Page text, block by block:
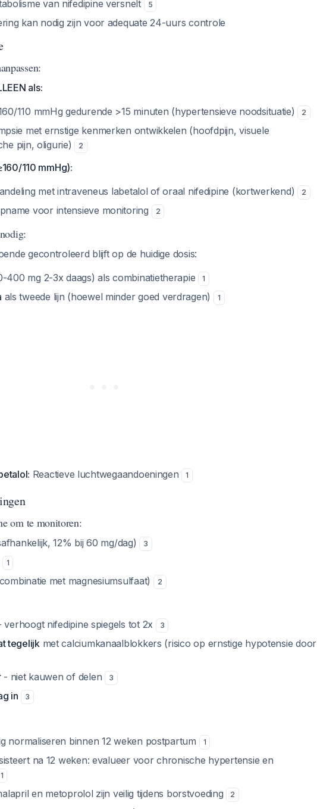
van nifedipine versnelt
5
kan nodig zijn voor adequate 24-uurs controle
als:
110 mmHg gedurende >15 minuten (hypertensieve noodsituatie)
2
met ernstige kenmerken ontwikkelen (hoofdpijn, visuele
pijn, oligurie)
2
110 mmHg):
met intraveneus labetalol of oraal nifedipine (kortwerkend)
2
voor intensieve monitoring 2
gecontroleerd blijft op de huidige dosis:
400 mg 2-3x daags) als combinatietherapie 1
als tweede lijn (hoewel minder goed verdragen) 1
Reactieve luchtwegaandoeningen 1
om te monitoren:
12% bij 60 mg/dag) 3
1
met magnesiumsulfaat) 2
verhoogt nifedipine spiegels tot 2x 3
tegelijkmet calciumkanaalblokkers (risico op ernstige hypotensie door
- niet kauwen of delen 3
in 3
normaliseren binnen 12 weken postpartum 1
na 12 weken: evalueer voor chronische hypertensie en
1
en metoprolol zijn veilig tijdens borstvoeding 2